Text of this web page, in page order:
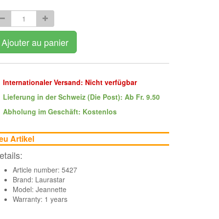
Ajouter au panier
Internationaler Versand: Nicht verfügbar
Lieferung in der Schweiz (Die Post): Ab Fr. 9.50
Abholung im Geschäft: Kostenlos
Artikel
Article number: 5427
Brand: Laurastar
Model: Jeannette
Warranty: 1 years